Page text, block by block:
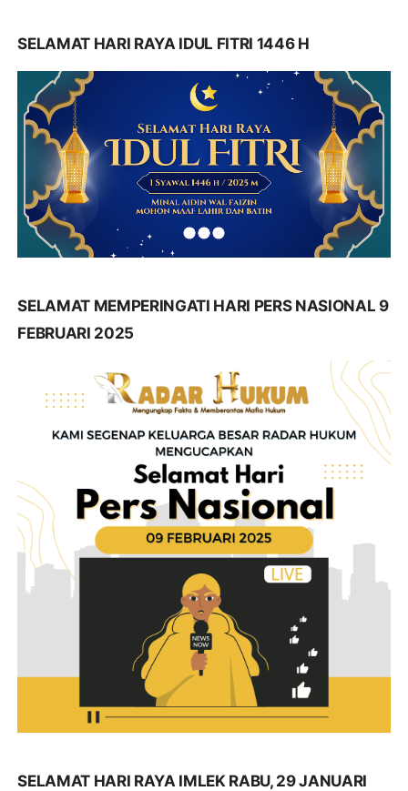
SELAMAT HARI RAYA IDUL FITRI 1446 H
SELAMAT MEMPERINGATI HARI PERS NASIONAL 9
FEBRUARI 2025
SELAMAT HARI RAYA IMLEK RABU, 29 JANUARI